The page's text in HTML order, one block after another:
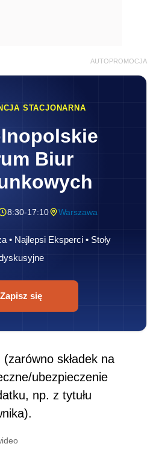
AUTOPROMOCJA
STACJONARNA
Biur
8:30-17:10 Warszawa
• Najlepsi Eksperci • Stoły
Zapisz się
(zarówno składek na
ubezpieczenie
np. z tytułu